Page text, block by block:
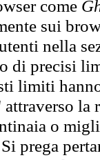
come
sui
nella
di precisi
limiti
attraverso
o
prega